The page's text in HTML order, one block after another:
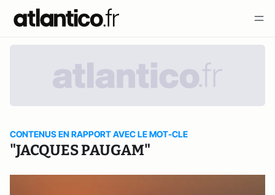
CONTENUS EN RAPPORT AVEC LE MOT-CLE
"JACQUES PAUGAM"